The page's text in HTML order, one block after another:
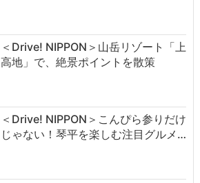
＜Drive! NIPPON＞山岳リゾート「上
高地」で、絶景ポイントを散策
＜Drive! NIPPON＞こんぴら参りだけ
じゃない！琴平を楽しむ注目グルメ…